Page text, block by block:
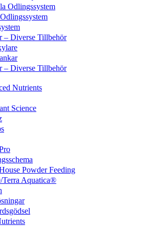
Odlingssystem
– Diverse Tillbehör
– Diverse Tillbehör
Nutrients
Science
Powder Feeding
Aquatica®